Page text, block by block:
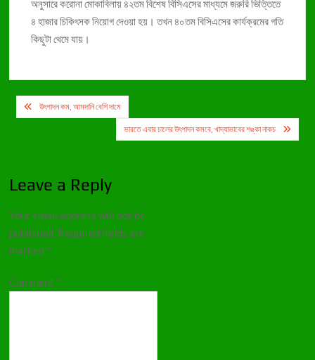
অনুসারে করোনা মোকাবিলায় ৪২তম বিশেষ বিসিএসের মাধ্যমে জরুরি ভিত্তিতে
৪ হাজার চিকিৎসক নিয়োগ দেওয়া হয়। তখন ৪০তম বিসিএসের কার্যক্রমের গতি
কিছুটা থেমে যায়।
Postউৎপাদন কম, আমদানি বেশি দামে
ভারতে এবার চালের উৎপাদন কমবে, খাদ্যাভাবের শঙ্কা নাকচ
Leave a Reply
Your email address will not be
published. Required fields are
marked *
Comment *